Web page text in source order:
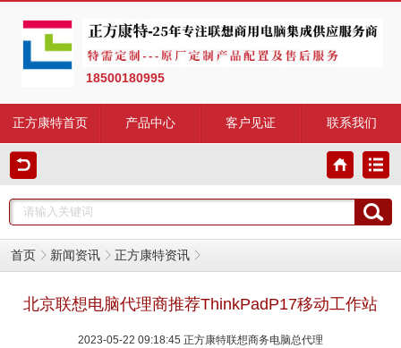
18500180995
正方康特首页 产品中心 客户见证 联系我们
首页 新闻资讯 正方康特资讯
北京联想电脑代理商推荐ThinkPadP17移动工作站
2023-05-22 09:18:45 正方康特联想商务电脑总代理